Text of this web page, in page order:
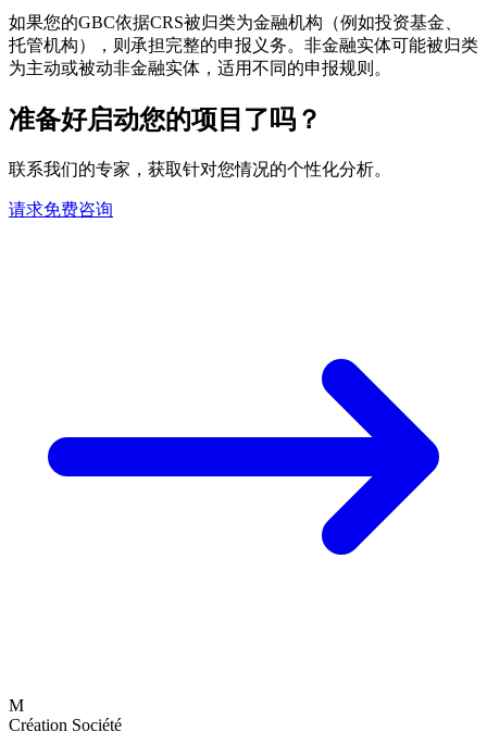
如果您的GBC依据CRS被归类为金融机构（例如投资基金、
托管机构），则承担完整的申报义务。非金融实体可能被归类
为主动或被动非金融实体，适用不同的申报规则。
准备好启动您的项目了吗？
联系我们的专家，获取针对您情况的个性化分析。
请求免费咨询
M
Création Société